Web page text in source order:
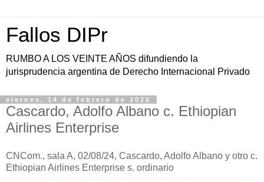
Fallos DIPr
RUMBO A LOS VEINTE AÑOS difundiendo la
jurisprudencia argentina de Derecho Internacional Privado
viernes, 14 de febrero de 2025
Cascardo, Adolfo Albano c. Ethiopian
Airlines Enterprise
CNCom., sala A, 02/08/24, Cascardo, Adolfo Albano y otro c.
Ethiopian Airlines Enterprise s. ordinario